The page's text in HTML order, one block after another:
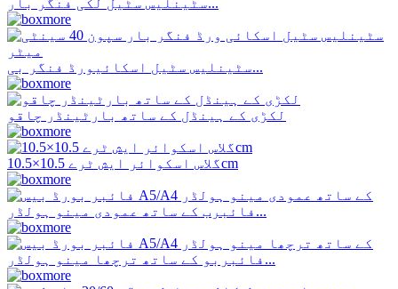
سٹینلیس سٹیل لکی فنگر بار...
سٹینلیس سٹیل اسکائیورڈ فنگر بی...
لکڑی کے ہینڈل کے ساتھ بارٹینڈر چاقو
گلاس اسکوائر ایش ٹرے 10.5×10.5cm
فائبرب کے ساتھ عمودی مینو ہولڈر...
فائبربو کے ساتھ ترچھا مینو ہولڈر...